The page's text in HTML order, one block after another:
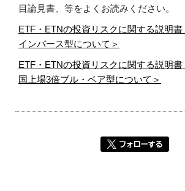
目論見書、等をよくお読みください。
ETF・ETNの投資リスクに関する説明書
インバース型について＞
ETF・ETNの投資リスクに関する説明
国上場3倍ブル・ベア型について＞